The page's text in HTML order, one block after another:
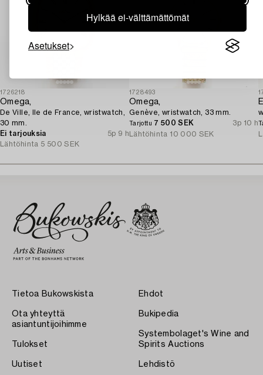
Hylkää ei-välttämättömät
Asetukset
1726218
Omega,
De Ville, Ile de France, wristwatch,
30 mm.
Ei tarjouksia
5p 9 h
Lähtöhinta 5 500 SEK
1728493
Omega,
Genève, wristwatch, 33 mm.
Tarjottu 7 500 SEK
3p 10 h
Lähtöhinta 10 000 SEK
Tietoa Bukowskista
Ota yhteyttä
asiantuntijoihimme
Tulokset
Uutiset
Ehdot
Bukipedia
Systembolaget's Wine and
Spirits Auctions
Lehdistö